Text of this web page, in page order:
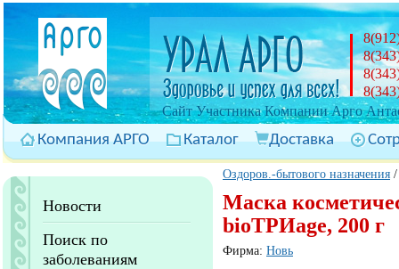
Cайт Участника Компании Арго
Компания АРГО Каталог Доставка
Новости
Поиск по
заболеваниям
Оздоров.-бытового назначения
Маска
bioТРИage, 200 г
Фирма: Новь